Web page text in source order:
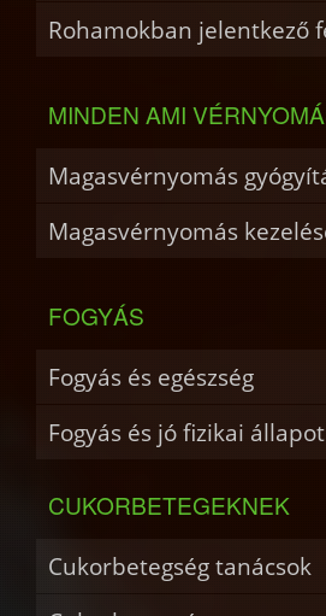
Rohamokban jelentkező
MINDEN AMI
Magasvérnyomás
Magasvérnyomás
FOGYÁS
Fogyás és egészség
Fogyás és jó fizikai állapot
CUKORBETEGEKNEK
Cukorbetegség tanácsok